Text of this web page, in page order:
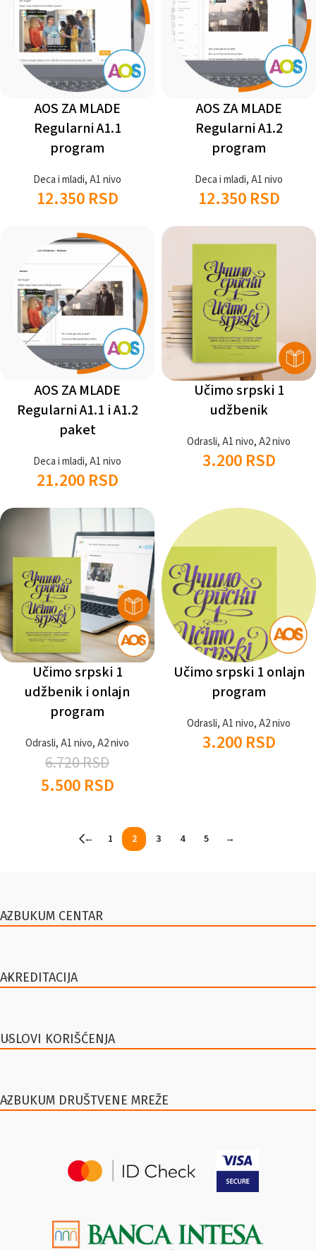
AOS ZA MLADE
Regularni A1.1
program
Deca i mladi,A1 nivo
12.350 RSD
AOS ZA MLADE
Regularni A1.2
program
Deca i mladi,A1 nivo
12.350 RSD
AOS ZA MLADE
Regularni A1.1 i A1.2
paket
Deca i mladi,A1 nivo
21.200 RSD
Učimo srpski 1
udžbenik
Odrasli,A1 nivo,A2 nivo
3.200 RSD
Učimo srpski 1
udžbenik i onlajn
program
Odrasli,A1 nivo,A2 nivo
6.720RSD
5.500 RSD
Učimo srpski 1 onlajn
program
Odrasli,A1 nivo,A2 nivo
3.200 RSD
← 1 2 3 4 5 →
AZBUKUM CENTAR
AKREDITACIJA
USLOVI KORIŠĆENJA
AZBUKUM DRUŠTVENE MREŽE